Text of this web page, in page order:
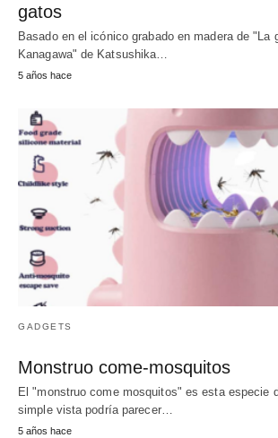
gatos
Basado en el icónico grabado en madera de "La
Kanagawa" de Katsushika…
5 años hace
GADGETS
Monstruo come-mosquitos
El "monstruo come mosquitos" es esta especie
simple vista podría parecer…
5 años hace